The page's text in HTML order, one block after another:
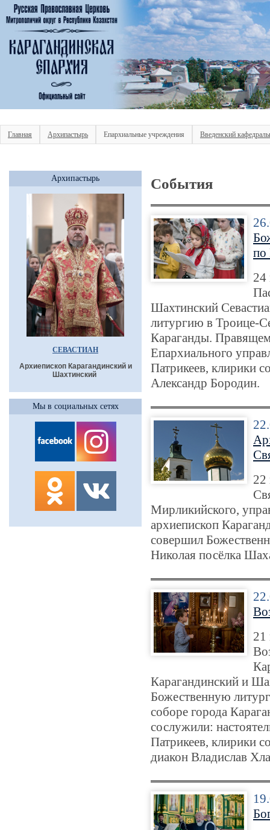
Главная Архипастырь Епархиальные учреждения Введенский
Архипастырь
СЕВАСТИАН
Архиепископ Карагандинский и
Шахтинский
Мы в социальных сетях
События
по
24
Шахтинский
литургию в Троице-
Караганды.
Епархиального
Патрикеев, клирики
Александр Бородин.
22
Мирликийского,
архиепископ
совершил
Николая посёлка
21
Карагандинский и
Божественную
соборе города
сослужили:
Патрикеев, клирики
диакон Владислав